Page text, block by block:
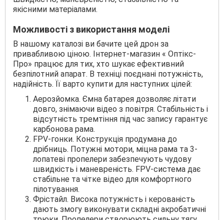
якісними матеріалами.
Можливості з використання моделі
В нашому каталозі ви бачите цей дрон за
привабливою ціною. Інтернет-магазин « Оптікс-
Про» працює для тих, хто шукає ефективний
безпілотний апарат. В техніці поєднані потужність,
надійність. Її варто купити для наступних цілей:
Аерозйомка. Ємна батарея дозволяє літати
довго, знімаючи відео з повітря. Стабільність і
відсутність тремтіння під час запису гарантує
карбонова рама.
FPV-гонки. Конструкція продумана до
дрібниць. Потужні мотори, міцна рама та 3-
лопатеві пропелери забезпечують чудову
швидкість і маневреність. FPV-система дає
стабільне та чітке відео для комфортного
пілотування.
Фрістайл. Висока потужність і керованість
дають змогу виконувати складні акробатичні